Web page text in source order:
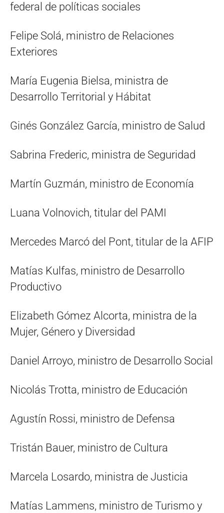
federal de políticas sociales
Felipe Solá, ministro de Relaciones
Exteriores
María Eugenia Bielsa, ministra de
Desarrollo Territorial y Hábitat
Ginés González García, ministro de Salud
Sabrina Frederic, ministra de Seguridad
Martín Guzmán, ministro de Economía
Luana Volnovich, titular del PAMI
Mercedes Marcó del Pont, titular de la AFIP
Matías Kulfas, ministro de Desarrollo
Productivo
Elizabeth Gómez Alcorta, ministra de la
Mujer, Género y Diversidad
Daniel Arroyo, ministro de Desarrollo Social
Nicolás Trotta, ministro de Educación
Agustín Rossi, ministro de Defensa
Tristán Bauer, ministro de Cultura
Marcela Losardo, ministra de Justicia
Matías Lammens, ministro de Turismo y